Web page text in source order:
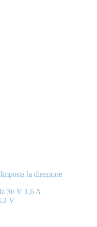
Imposta la direzione